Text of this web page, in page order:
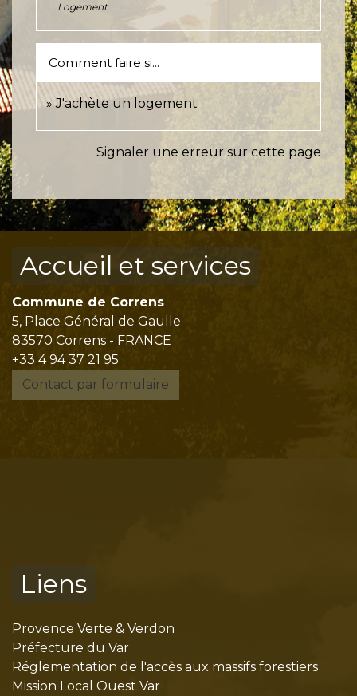
Logement
Comment faire si...
J'achète un logement
Signaler une erreur sur cette page
Accueil et services
Commune de Correns
5, Place Général de Gaulle
83570 Correns - FRANCE
+33 4 94 37 21 95
Contact par formulaire
Liens
Provence Verte & Verdon
Préfecture du Var
Réglementation de l'accès aux massifs forestiers
Mission Local Ouest Var